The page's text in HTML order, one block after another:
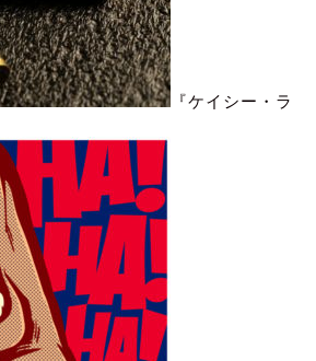
『ケイシー・ラ